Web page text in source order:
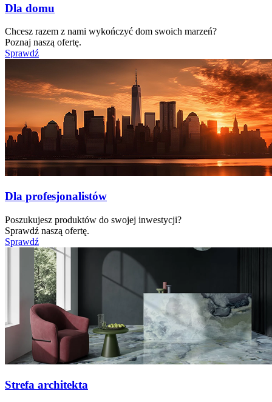
Dla domu
Chcesz razem z nami wykończyć dom swoich marzeń?
Poznaj naszą ofertę.
Sprawdź
Dla profesjonalistów
Poszukujesz produktów do swojej inwestycji?
Sprawdź naszą ofertę.
Sprawdź
Strefa architekta